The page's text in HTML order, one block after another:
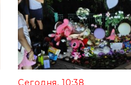
Сегодня, 10:38